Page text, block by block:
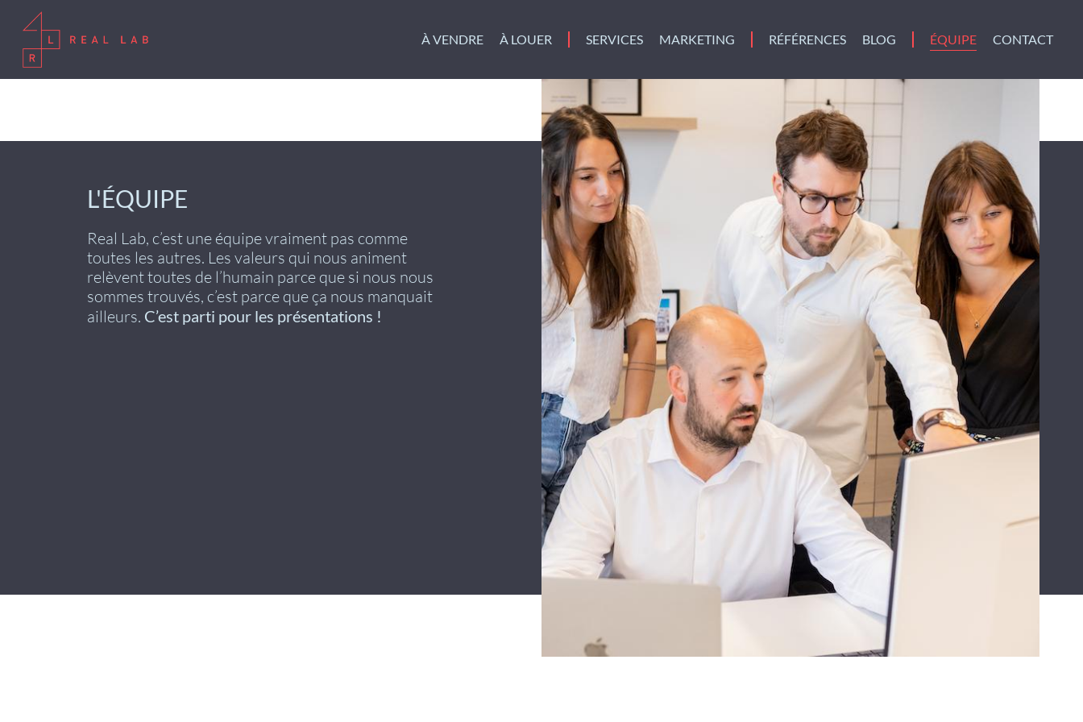
À VENDRE À LOUER SERVICES MARKETING RÉFÉRENCES BLOG ÉQUIPE CONTACT
L'ÉQUIPE
Real Lab, c’est une équipe vraiment pas comme
toutes les autres. Les valeurs qui nous animent
relèvent toutes de l’humain parce que si nous nous
sommes trouvés, c’est parce que ça nous manquait
ailleurs. C’est parti pour les présentations !